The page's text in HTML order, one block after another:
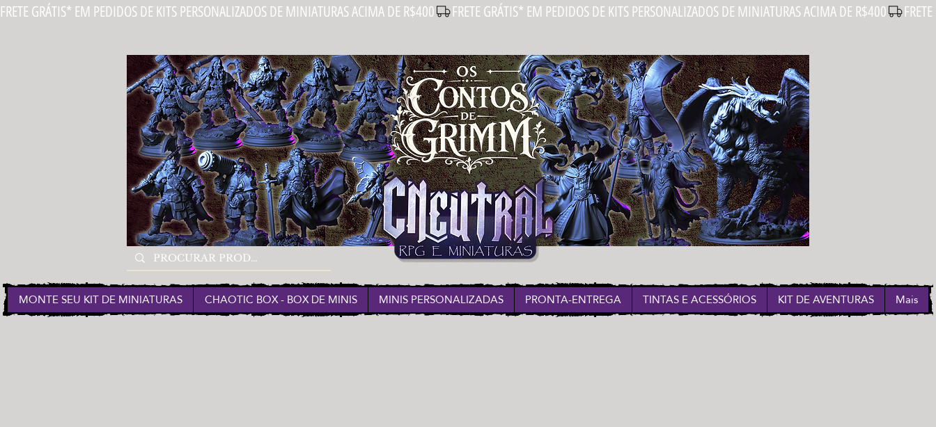
FRETE GRÁTIS* EM PEDIDOS DE KITS PERSONALIZADOS DE MINIATURAS ACIMA DE R$400
MONTE SEU KIT DE MINIATURAS CHAOTIC BOX - BOX DE MINIS MINIS PERSONALIZADAS PRONTA-ENTREGA TINTAS E ACESSÓRIOS KIT DE AVENTURAS Mais